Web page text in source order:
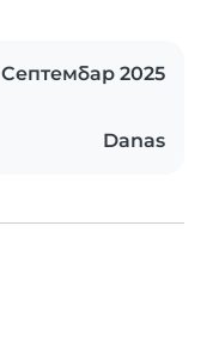
Септембар 2025
Danas